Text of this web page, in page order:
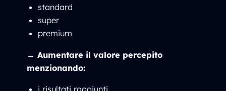
standard
super
premium
→ Aumentare il valore percepito
menzionando:
i risultati raggiunti